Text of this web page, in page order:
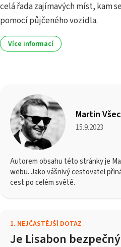
celá řada zajímavých míst, kam
pomocí půjčeného vozidla.
Více informací
Martin
15.9.2023
Autorem obsahu této stránky je
webu. Jako vášnivý cestovatel
cest po celém světě.
1. NEJČASTĚJŠÍ DOTAZ
Je Lisabon